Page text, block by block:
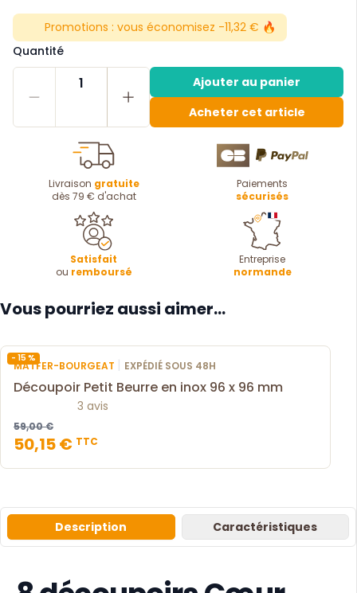
Promotions : vous économisez -11,32 € 🔥
Quantité
1
Ajouter au panier
Acheter cet article
Livraison gratuite
dès 79 € d'achat
Paiements
sécurisés
Satisfait
ou remboursé
Entreprise
normande
Vous pourriez aussi aimer...
- 15 %
MATFER-BOURGEAT | EXPÉDIÉ SOUS 48H
Découpoir Petit Beurre en inox 96 x 96 mm
3 avis
59,00 €
50,15 € TTC
Description Caractéristiques